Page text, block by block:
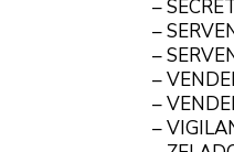
–
–
–
–
–
–